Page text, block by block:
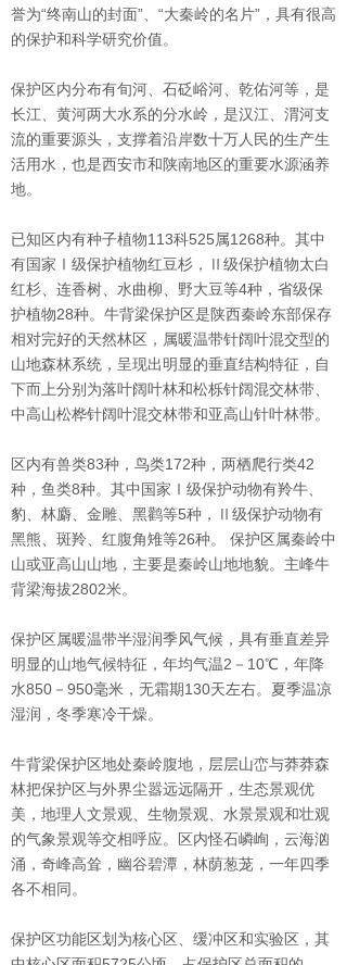
誉为“终南山的封面”、“大秦岭的名片”，具有很高
的保护和科学研究价值。
保护区内分布有旬河、石砭峪河、乾佑河等，是
长江、黄河两大水系的分水岭，是汉江、渭河支
流的重要源头，支撑着沿岸数十万人民的生产生
活用水，也是西安市和陕南地区的重要水源涵养
地。
已知区内有种子植物113科525属1268种。其中
有国家Ⅰ级保护植物红豆杉，Ⅱ级保护植物太白
红杉、连香树、水曲柳、野大豆等4种，省级保
护植物28种。牛背梁保护区是陕西秦岭东部保存
相对完好的天然林区，属暖温带针阔叶混交型的
山地森林系统，呈现出明显的垂直结构特征，自
下而上分别为落叶阔叶林和松栎针阔混交林带、
中高山松桦针阔叶混交林带和亚高山针叶林带。
区内有兽类83种，鸟类172种，两栖爬行类42
种，鱼类8种。其中国家Ⅰ级保护动物有羚牛、
豹、林麝、金雕、黑鹳等5种，Ⅱ级保护动物有
黑熊、斑羚、红腹角雉等26种。 保护区属秦岭中
山或亚高山山地，主要是秦岭山地地貌。主峰牛
背梁海拔2802米。
保护区属暖温带半湿润季风气候，具有垂直差异
明显的山地气候特征，年均气温2 － 10℃，年降
水850 － 950毫米，无霜期130天左右。夏季温凉
湿润，冬季寒冷干燥。
牛背梁保护区地处秦岭腹地，层层山峦与莽莽森
林把保护区与外界尘嚣远远隔开，生态景观优
美，地理人文景观、生物景观、水景景观和壮观
的气象景观等交相呼应。区内怪石嶙峋，云海汹
涌，奇峰高耸，幽谷碧潭，林荫葱茏，一年四季
各不相同。
保护区功能区划为核心区、缓冲区和实验区，其